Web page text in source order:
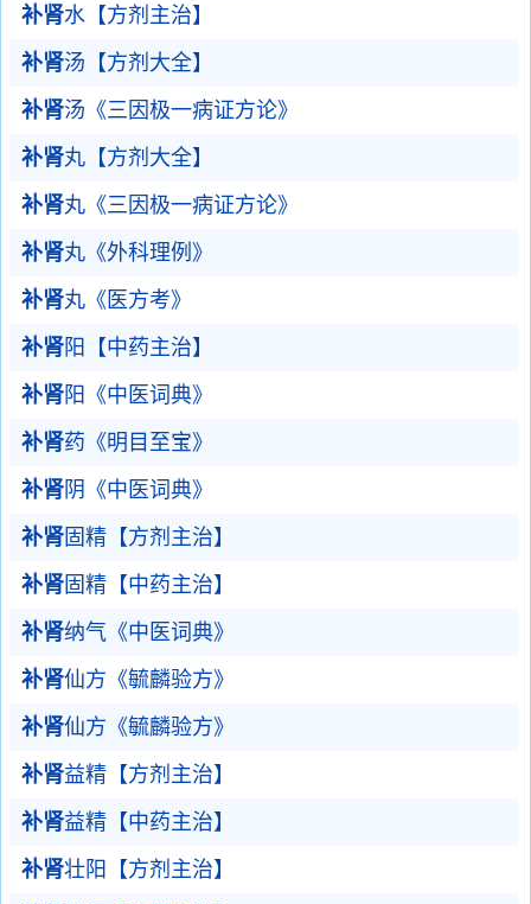
补肾水【方剂主治】
补肾汤【方剂大全】
补肾汤《三因极一病证方论》
补肾丸【方剂大全】
补肾丸《三因极一病证方论》
补肾丸《外科理例》
补肾丸《医方考》
补肾阳【中药主治】
补肾阳《中医词典》
补肾药《明目至宝》
补肾 阴《中医词典》
补肾固精【方剂主治】
补肾固精【中药主治】
补肾纳气《中医词典》
补肾仙方《毓麟验方》
补肾仙方《毓麟验方》
补肾益精【方剂主治】
补肾益精【中药主治】
补肾壮阳【方剂主治】